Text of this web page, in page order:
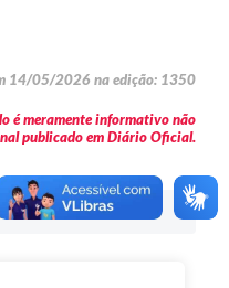
14/05/2026 na edição: 1350
é meramente informativo não
publicado em Diário Oficial.